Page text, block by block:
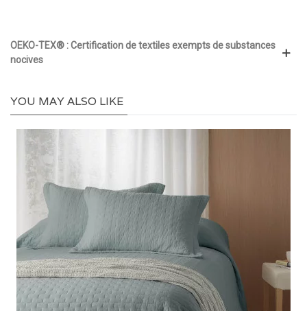
OEKO-TEX® : Certification de textiles exempts de substances
nocives
YOU MAY ALSO LIKE